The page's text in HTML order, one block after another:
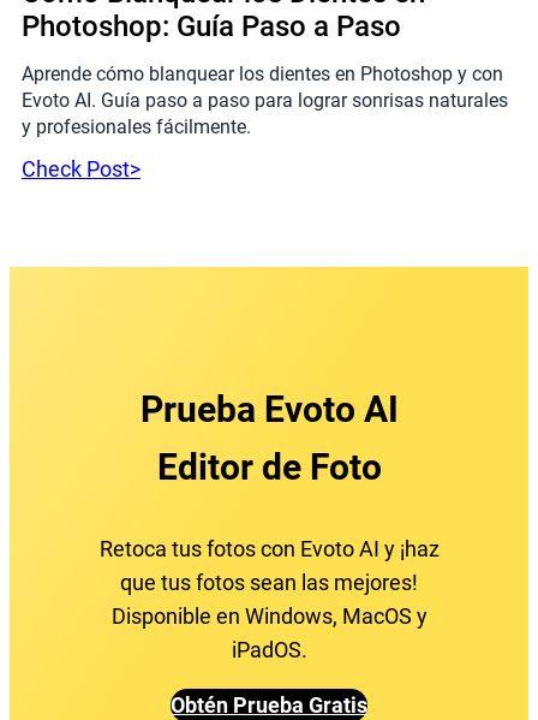
Photoshop: Guía Paso a Paso
Aprende cómo blanquear los dientes en Photoshop y con
Evoto AI. Guía paso a paso para lograr sonrisas naturales
y profesionales fácilmente.
Check Post>
Prueba Evoto AI
Editor de Foto
Retoca tus fotos con Evoto AI y ¡haz
que tus fotos sean las mejores!
Disponible en Windows, MacOS y
iPadOS.
Obtén Prueba Gratis